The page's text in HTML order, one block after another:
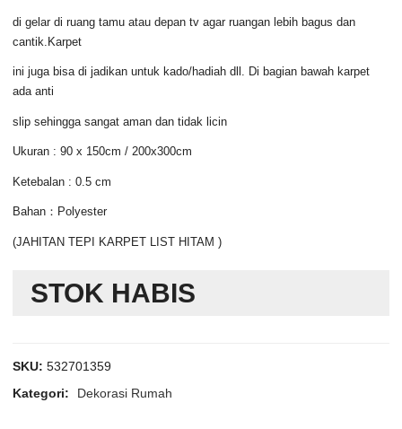
di gelar di ruang tamu atau depan tv agar ruangan lebih bagus dan
cantik.Karpet
ini juga bisa di jadikan untuk kado/hadiah dll. Di bagian bawah karpet
ada anti
slip sehingga sangat aman dan tidak licin
Ukuran : 90 x 150cm / 200x300cm
Ketebalan : 0.5 cm
Bahan：Polyester
(JAHITAN TEPI KARPET LIST HITAM )
STOK HABIS
SKU:532701359
Kategori:
Dekorasi Rumah